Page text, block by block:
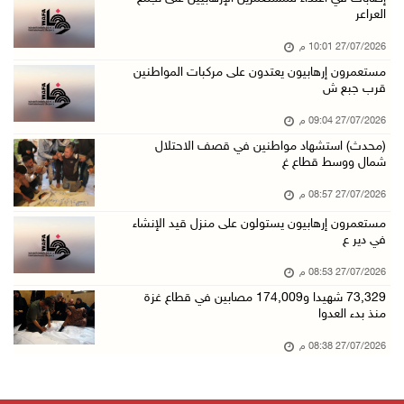
العراعر
27/07/2026 10:01 م
مستعمرون إرهابيون يعتدون على مركبات المواطنين
قرب جبع ش
27/07/2026 09:04 م
(محدث) استشهاد مواطنين في قصف الاحتلال
شمال ووسط قطاع غ
27/07/2026 08:57 م
مستعمرون إرهابيون يستولون على منزل قيد الإنشاء
في دير ع
27/07/2026 08:53 م
73,329 شهيدا و174,009 مصابين في قطاع غزة
منذ بدء العدوا
27/07/2026 08:38 م